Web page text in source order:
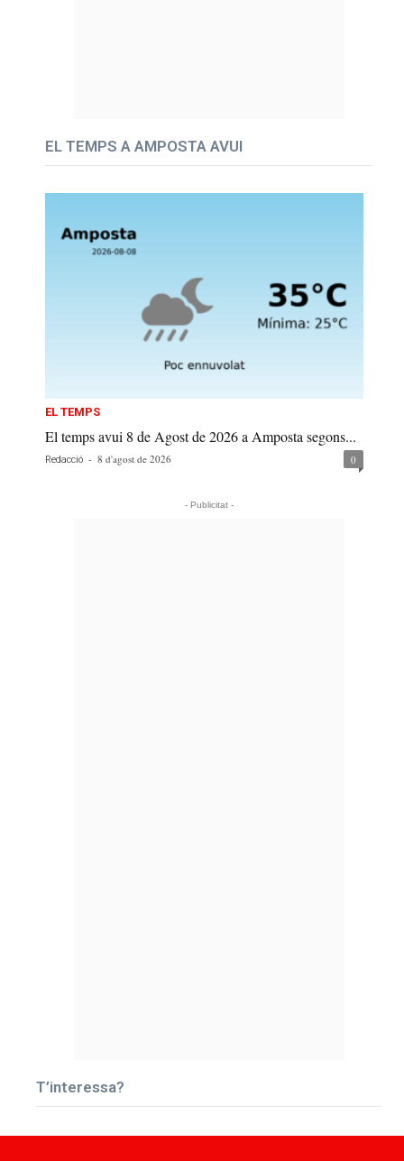
EL TEMPS A AMPOSTA AVUI
EL TEMPS
El temps avui 8 de Agost de 2026 a Amposta segons...
Redacció - 8 d'agost de 2026 0
- Publicitat -
T’interessa?